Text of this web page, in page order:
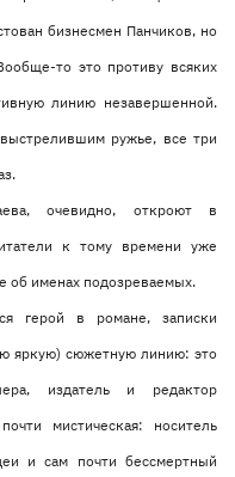
бизнесмен Панчиков, но
то это противу всяких
линию незавершенной.
ружье, все три
очевидно, откроют в
к тому времени уже
об именах подозреваемых.
герой в романе, записки
яркую) сюжетную линию: это
издатель и редактор
мистическая: носитель
и сам почти бессмертный